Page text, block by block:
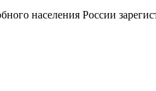
населения России